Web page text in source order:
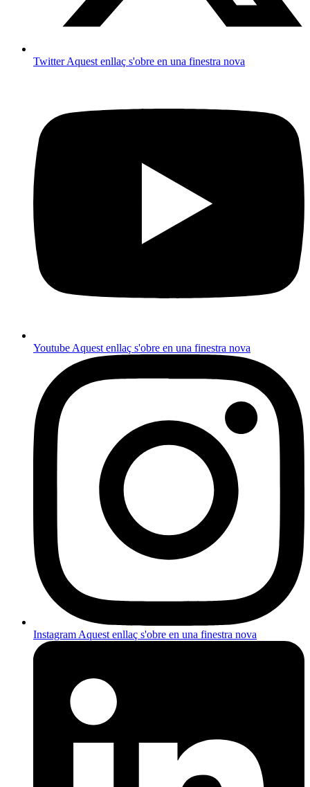
TwitterAquest enllaç s'obre en una finestra nova
Youtube Aquest enllaç s'obre en una finestra nova
Instagram Aquest enllaç s'obre en una finestra nova